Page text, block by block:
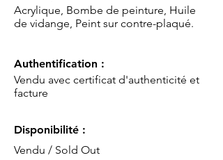
Acrylique, Bombe de peinture, Huile
de vidange, Peint sur contre-plaqué.
Authentification :
Vendu avec certificat d'authenticité et
facture
Disponibilité :
Vendu / Sold Out